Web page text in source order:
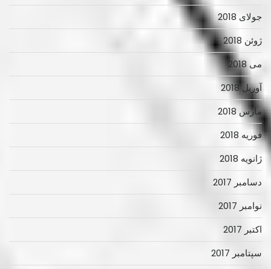
جولای 2018
ژوئن 2018
می 2018
آوریل 2018
مارس 2018
فوریه 2018
ژانویه 2018
دسامبر 2017
نوامبر 2017
اکتبر 2017
سپتامبر 2017